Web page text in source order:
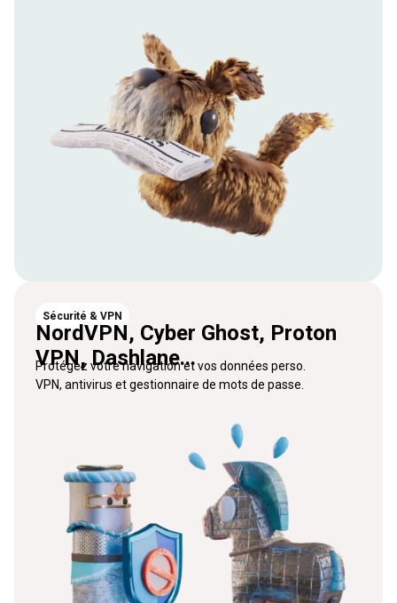
Sécurité & VPN
NordVPN, Cyber Ghost, Proton
VPN, Dashlane...
Protégez votre navigation et vos données perso.
VPN, antivirus et gestionnaire de mots de passe.